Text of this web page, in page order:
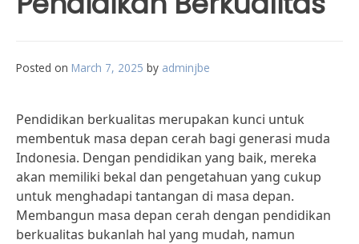
Posted on March 7, 2025 by adminjbe
Pendidikan berkualitas merupakan kunci untuk
membentuk masa depan cerah bagi generasi muda
Indonesia. Dengan pendidikan yang baik, mereka
akan memiliki bekal dan pengetahuan yang cukup
untuk menghadapi tantangan di masa depan.
Membangun masa depan cerah dengan pendidikan
berkualitas bukanlah hal yang mudah, namun